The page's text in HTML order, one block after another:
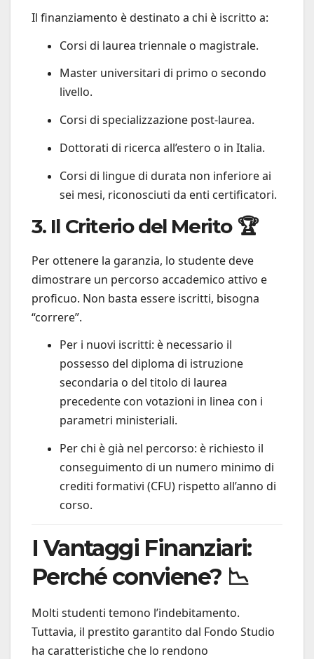
Il finanziamento è destinato a chi è iscritto a:
Corsi di laurea triennale o magistrale.
Master universitari di primo o secondo
livello.
Corsi di specializzazione post-laurea.
Dottorati di ricerca all’estero o in Italia.
Corsi di lingue di durata non inferiore ai
sei mesi, riconosciuti da enti certificatori.
3. Il Criterio del Merito 🏆
Per ottenere la garanzia, lo studente deve
dimostrare un percorso accademico attivo e
proficuo. Non basta essere iscritti, bisogna
“correre”.
Per i nuovi iscritti: è necessario il
possesso del diploma di istruzione
secondaria o del titolo di laurea
precedente con votazioni in linea con i
parametri ministeriali.
Per chi è già nel percorso: è richiesto il
conseguimento di un numero minimo di
crediti formativi (CFU) rispetto all’anno di
corso.
I Vantaggi Finanziari:
Perché conviene? 📉
Molti studenti temono l’indebitamento.
Tuttavia, il prestito garantito dal Fondo Studio
ha caratteristiche che lo rendono